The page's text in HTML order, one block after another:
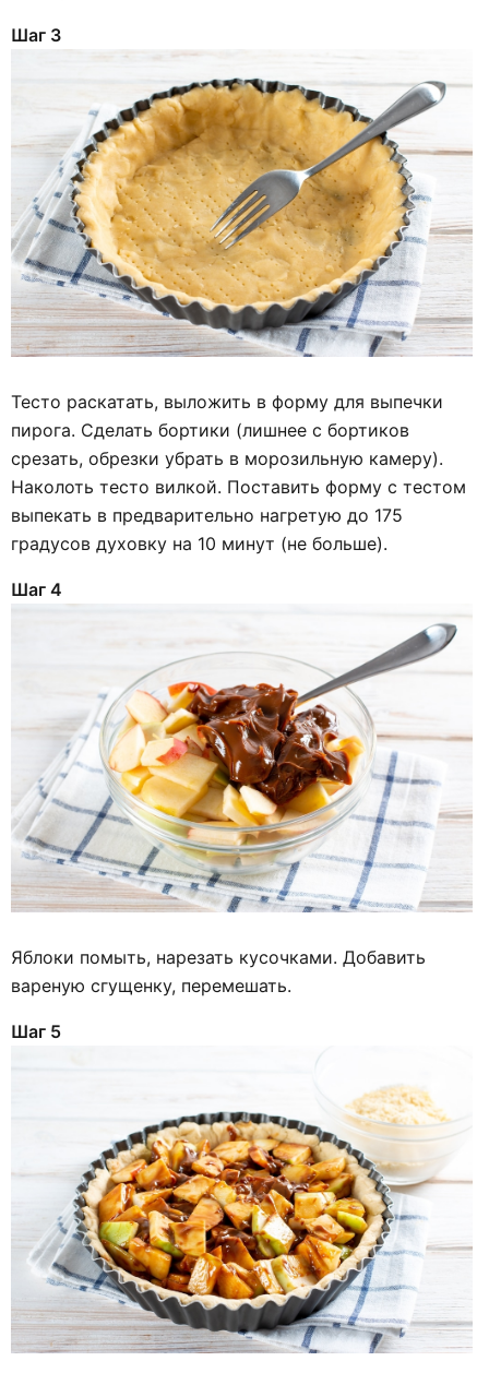
Шаг 3
Тесто раскатать, выложить в форму для выпечки
пирога. Сделать бортики (лишнее с бортиков
срезать, обрезки убрать в морозильную камеру).
Наколоть тесто вилкой. Поставить форму с тестом
выпекать в предварительно нагретую до 175
градусов духовку на 10 минут (не больше).
Шаг 4
Яблоки помыть, нарезать кусочками. Добавить
вареную сгущенку, перемешать.
Шаг 5